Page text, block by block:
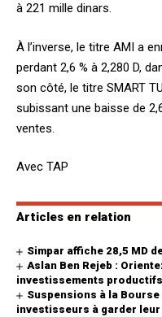
à 221 mille dinars.
À l’inverse, le titre AMI a
perdant 2,6 % à 2,280 D,
son côté, le titre SMART
subissant une baisse de
ventes.
Avec TAP
Articles en relation
Simpar affiche 28,5 MD
Aslan Ben Rejeb :
investissements productifs
Suspensions à la
investisseurs à garder